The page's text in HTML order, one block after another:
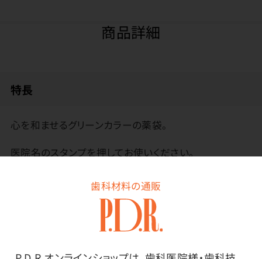
歯科材料の通販
商品詳細
特長
心を和ませるグリーンカラーの薬袋。
医院名のスタンプを押してお使いください。
その他